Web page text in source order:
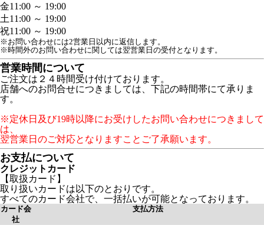
金11:00 ～ 19:00
土11:00 ～ 19:00
祝11:00 ～ 19:00
※お問い合わせには2営業日以内に返信します。
※時間外のお問い合わせに関しては翌営業日の受付となります。
営業時間について
ご注文は２４時間受け付けております。
店舗へのお問合せにつきましては、下記の時間帯にて承りま
す。
※定休日及び19時以降にお受けしたお問い合わせにつきまして
は、
翌営業日のご対応となりますことご了承願います。
お支払について
クレジットカード
【取扱カード】
取り扱いカードは以下のとおりです。
すべてのカード会社で、一括払いが可能となっております。
カード会
社
支払方法